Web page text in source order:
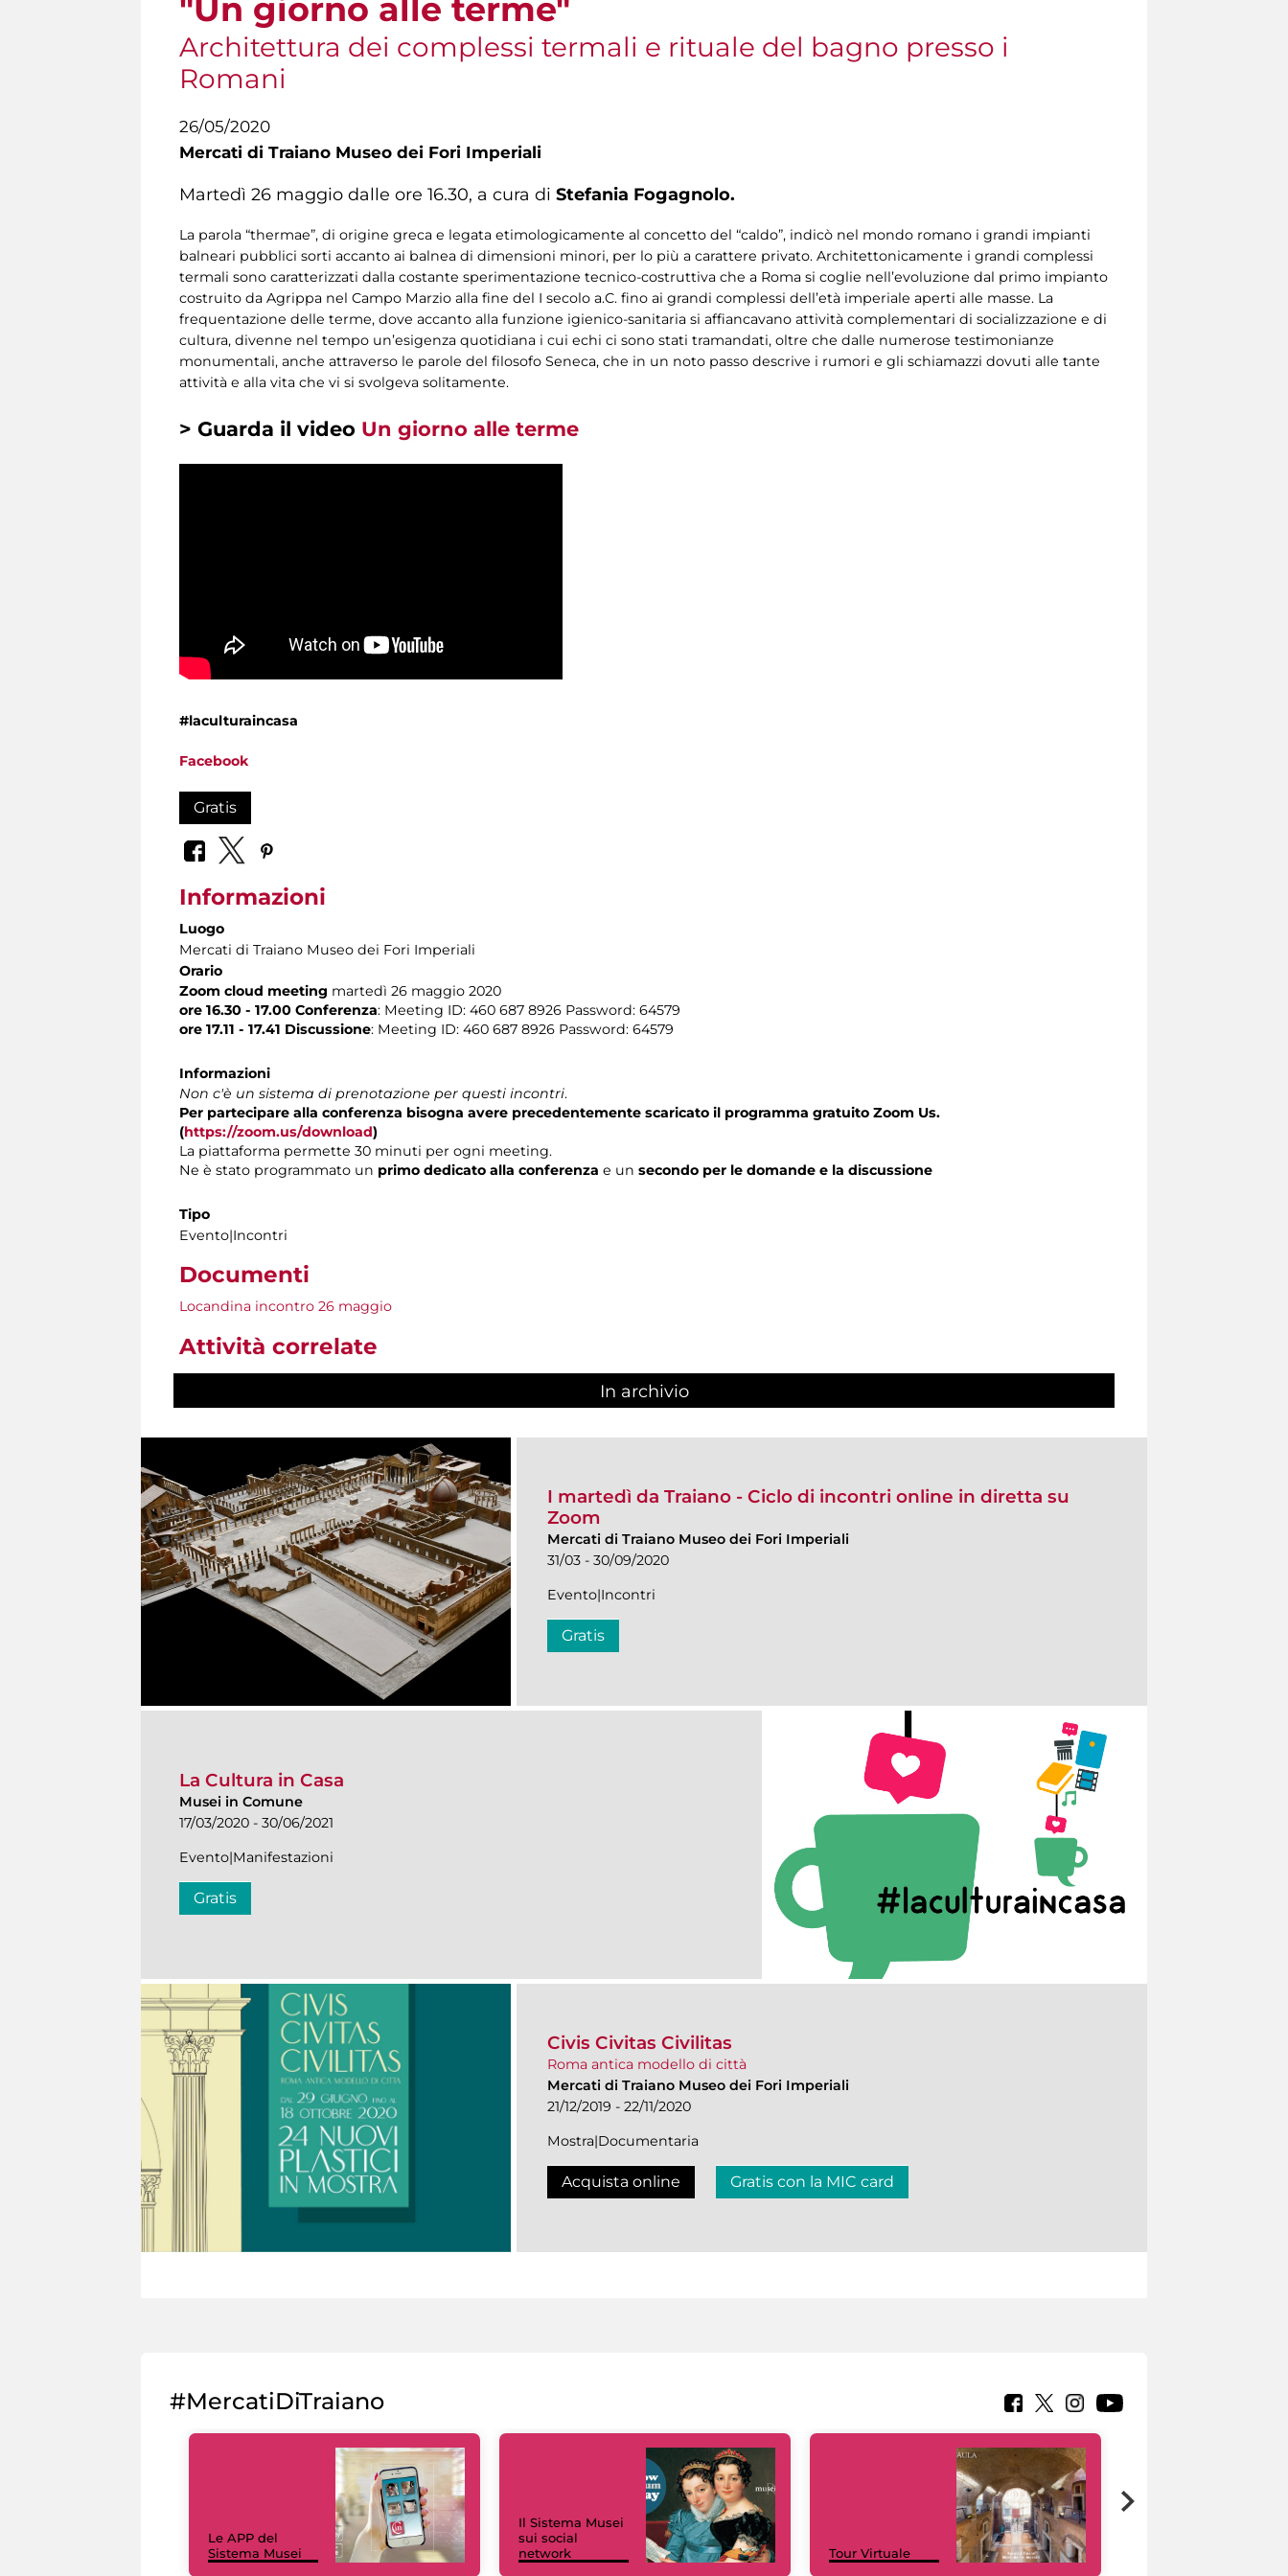
"Un giorno alle terme"
Architettura dei complessi termali e rituale del bagno presso i
Romani
26/05/2020
Mercati di Traiano Museo dei Fori Imperiali
Martedì 26 maggio dalle ore 16.30, a cura di Stefania Fogagnolo​​.
La parola “thermae”, di origine greca e legata etimologicamente al concetto del “caldo”, indicò nel mondo romano i grandi impianti
balneari pubblici sorti accanto ai balnea di dimensioni minori, per lo più a carattere privato. Architettonicamente i grandi complessi
termali sono caratterizzati dalla costante sperimentazione tecnico-costruttiva che a Roma si coglie nell’evoluzione dal primo impianto
costruito da Agrippa nel Campo Marzio alla fine del I secolo a.C. fino ai grandi complessi dell’età imperiale aperti alle masse. La
frequentazione delle terme, dove accanto alla funzione igienico-sanitaria si affiancavano attività complementari di socializzazione e di
cultura, divenne nel tempo un’esigenza quotidiana i cui echi ci sono stati tramandati, oltre che dalle numerose testimonianze
monumentali, anche attraverso le parole del filosofo Seneca, che in un noto passo descrive i rumori e gli schiamazzi dovuti alle tante
attività e alla vita che vi si svolgeva solitamente.
> Guarda il video Un giorno alle terme
#laculturaincasa
Facebook
Gratis
Informazioni
Luogo
Mercati di Traiano Museo dei Fori Imperiali
Orario
Zoom cloud meeting martedì 26 maggio 2020
ore 16.30 - 17.00 Conferenza: Meeting ID: 460 687 8926 Password: 64579
ore 17.11 - 17.41 Discussione: Meeting ID: 460 687 8926 Password: 64579
Informazioni
Non c'è un sistema di prenotazione per questi incontri.
Per partecipare alla conferenza bisogna avere precedentemente scaricato il programma gratuito Zoom Us.
(https://zoom.us/download)
La piattaforma permette 30 minuti per ogni meeting.
Ne è stato programmato un primo dedicato alla conferenza e un secondo per le domande e la discussione
Tipo
Evento|Incontri
Documenti
Locandina incontro 26 maggio
Attività correlate
In archivio
I martedì da Traiano - Ciclo di incontri online in diretta su
Zoom
Mercati di Traiano Museo dei Fori Imperiali
31/03 - 30/09/2020
Evento|Incontri
Gratis
La Cultura in Casa
Musei in Comune
17/03/2020 - 30/06/2021
Evento|Manifestazioni
Gratis
Civis Civitas Civilitas
Roma antica modello di città
Mercati di Traiano Museo dei Fori Imperiali
21/12/2019 - 22/11/2020
Mostra|Documentaria
Acquista online Gratis con la MIC card
#MercatiDiTraiano
Le APP del
Sistema Musei
Il Sistema Musei
sui social
network
Tour Virtuale